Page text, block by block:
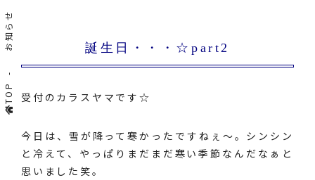
TOP
お知らせ 誕生日・・・☆part2
受付のカラスヤマです☆
今日は、雪が降って寒かったですねぇ～。シンシン
と冷えて、やっぱりまだまだ寒い季節なんだなぁと
思いました笑。